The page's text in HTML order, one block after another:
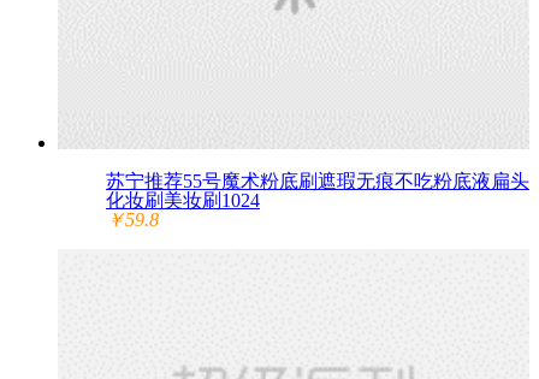
苏宁推荐55号魔术粉底刷遮瑕无痕不吃粉底液扁头
化妆刷美妆刷1024
￥59.8